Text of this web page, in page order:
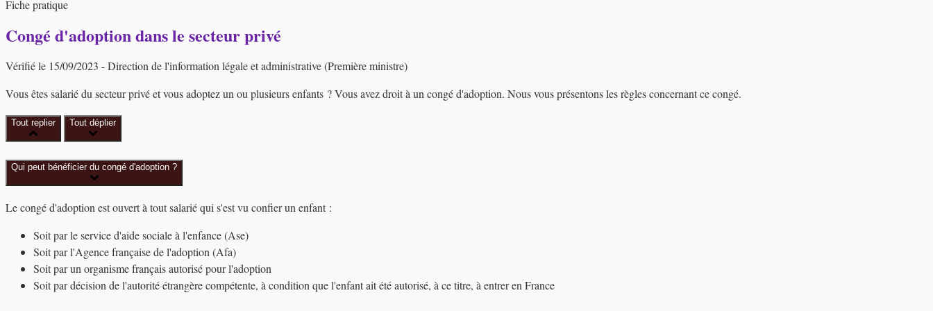
Fiche pratique
Congé d'adoption dans le secteur privé
Vérifié le 15/09/2023 - Direction de l'information légale et administrative (Première ministre)
Vous êtes salarié du secteur privé et vous adoptez un ou plusieurs enfants ? Vous avez droit à un congé d'adoption. Nous vous présentons les règles concernant ce congé.
Tout replier Tout déplier
Qui peut bénéficier du congé d'adoption ?
Le congé d'adoption est ouvert à tout salarié qui s'est vu confier un enfant :
Soit par le service d'aide sociale à l'enfance (Ase)
Soit par l'Agence française de l'adoption (Afa)
Soit par un organisme français autorisé pour l'adoption
Soit par décision de l'autorité étrangère compétente, à condition que l'enfant ait été autorisé, à ce titre, à entrer en France